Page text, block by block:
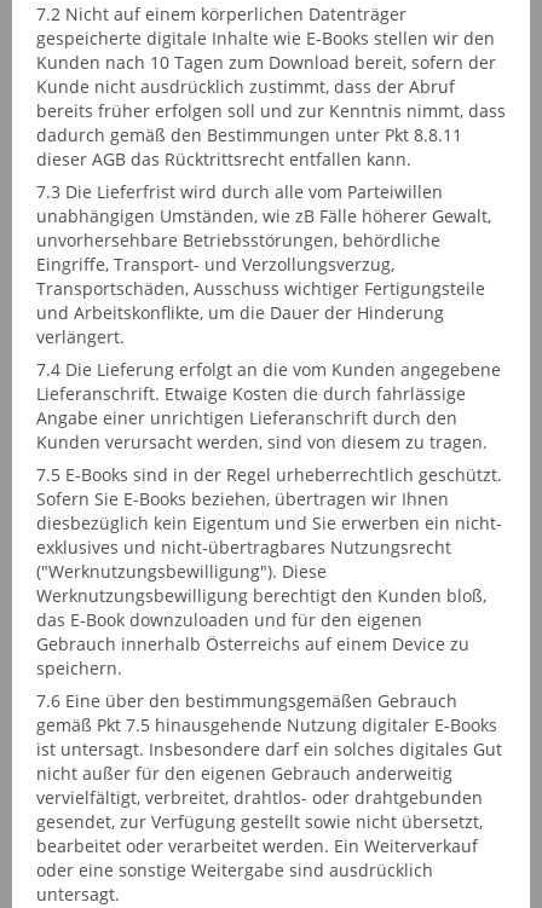
7.2 Nicht auf einem körperlichen Datenträger
gespeicherte digitale Inhalte wie E-Books stellen wir den
Kunden nach 10 Tagen zum Download bereit, sofern der
Kunde nicht ausdrücklich zustimmt, dass der Abruf
bereits früher erfolgen soll und zur Kenntnis nimmt, dass
dadurch gemäß den Bestimmungen unter Pkt 8.8.11
dieser AGB das Rücktrittsrecht entfallen kann.
7.3 Die Lieferfrist wird durch alle vom Parteiwillen
unabhängigen Umständen, wie zB Fälle höherer Gewalt,
unvorhersehbare Betriebsstörungen, behördliche
Eingriffe, Transport- und Verzollungsverzug,
Transportschäden, Ausschuss wichtiger Fertigungsteile
und Arbeitskonflikte, um die Dauer der Hinderung
verlängert.
7.4 Die Lieferung erfolgt an die vom Kunden angegebene
Lieferanschrift. Etwaige Kosten die durch fahrlässige
Angabe einer unrichtigen Lieferanschrift durch den
Kunden verursacht werden, sind von diesem zu tragen.
7.5 E-Books sind in der Regel urheberrechtlich geschützt.
Sofern Sie E-Books beziehen, übertragen wir Ihnen
diesbezüglich kein Eigentum und Sie erwerben ein nicht-
exklusives und nicht-übertragbares Nutzungsrecht
("Werknutzungsbewilligung"). Diese
Werknutzungsbewilligung berechtigt den Kunden bloß,
das E-Book downzuloaden und für den eigenen
Gebrauch innerhalb Österreichs auf einem Device zu
speichern.
7.6 Eine über den bestimmungsgemäßen Gebrauch
gemäß Pkt 7.5 hinausgehende Nutzung digitaler E-Books
ist untersagt. Insbesondere darf ein solches digitales Gut
nicht außer für den eigenen Gebrauch anderweitig
vervielfältigt, verbreitet, drahtlos- oder drahtgebunden
gesendet, zur Verfügung gestellt sowie nicht übersetzt,
bearbeitet oder verarbeitet werden. Ein Weiterverkauf
oder eine sonstige Weitergabe sind ausdrücklich
untersagt.